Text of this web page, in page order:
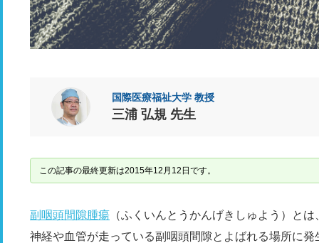
国際医療福祉大学 教授
三浦 弘規 先生
この記事の最終更新は2015年12月12日です。
副咽頭間隙腫瘍 （ふくいんとうかんげきしゅよう）と
神経や血管が走っている副咽頭間隙とよばれる場所に